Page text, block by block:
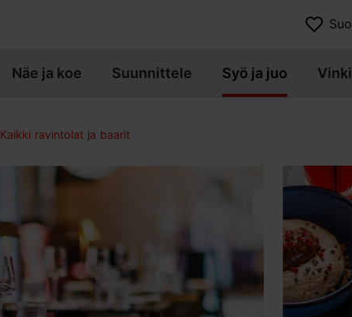
Näe ja koe Suunnittele Syö ja juo
Kaikki ravintolat ja baarit